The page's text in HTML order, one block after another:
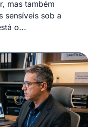
mas também
sensíveis sob a
o...